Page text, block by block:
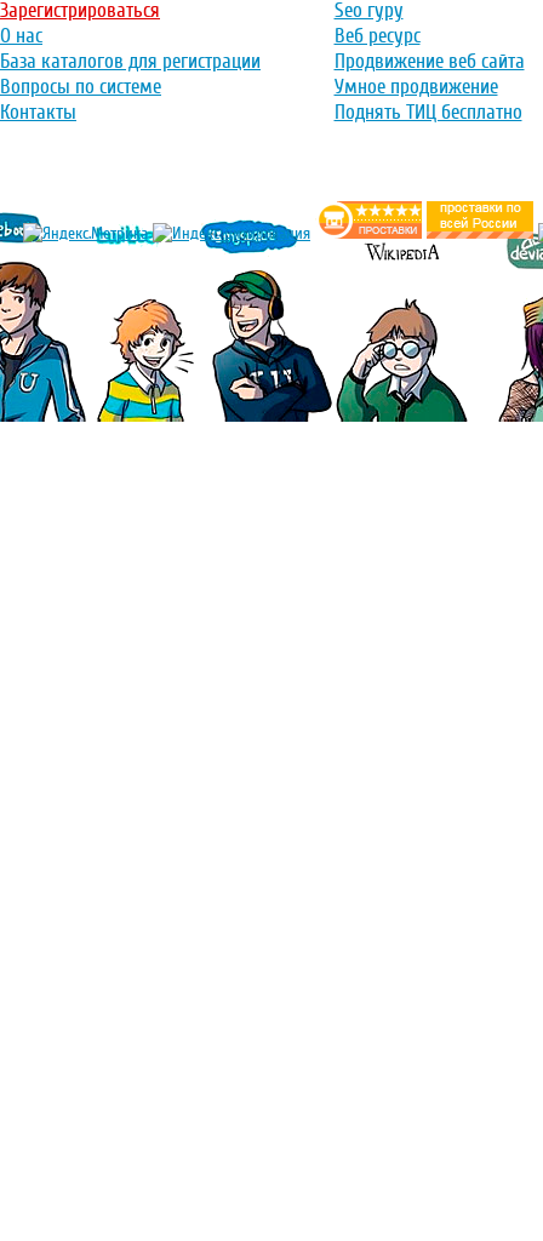
Зарегистрироваться
О нас
База каталогов для регистрации
Вопросы по системе
Контакты
Seo гуру
Веб ресурс
Продвижение веб сайта
Умное продвижение
Поднять ТИЦ бесплатно